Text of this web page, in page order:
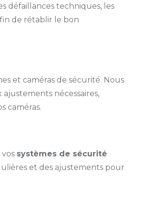
défaillances techniques, les
de rétablir le bon
et caméras de sécurité. Nous
nécessaires,
caméras.
systèmes de sécurité
et des ajustements pour